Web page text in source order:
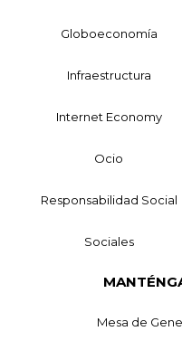
Globoeconomía
Infraestructura
Internet Economy
Ocio
Responsabilidad Social
Sociales
Mesa de